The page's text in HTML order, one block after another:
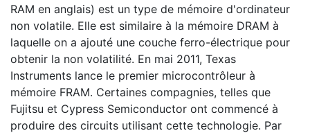
RAM en anglais) est un type de mémoire d'ordinateur
non volatile. Elle est similaire à la mémoire DRAM à
laquelle on a ajouté une couche ferro-électrique pour
obtenir la non volatilité. En mai 2011, Texas
Instruments lance le premier microcontrôleur à
mémoire FRAM. Certaines compagnies, telles que
Fujitsu et Cypress Semiconductor ont commencé à
produire des circuits utilisant cette technologie. Par